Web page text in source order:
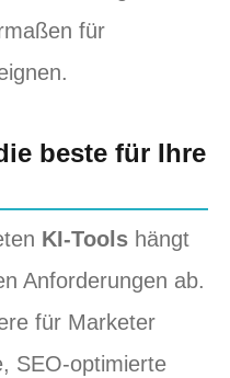
für
beste für Ihre
KI-Tools hängt
Anforderungen ab.
für Marketer
SEO-optimierte